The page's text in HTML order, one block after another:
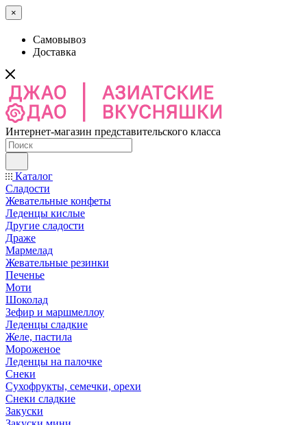
×
Самовывоз
Доставка
Интернет-магазин представительского класса
Каталог
Сладости
Жевательные конфеты
Леденцы кислые
Другие сладости
Драже
Мармелад
Жевательные резинки
Печенье
Моти
Шоколад
Зефир и маршмеллоу
Леденцы сладкие
Желе, пастила
Мороженое
Леденцы на палочке
Снеки
Сухофрукты, семечки, орехи
Снеки сладкие
Закуски